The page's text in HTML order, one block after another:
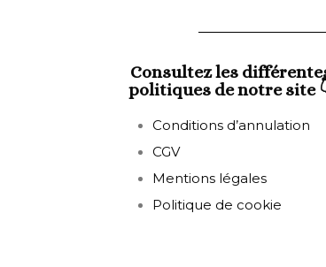
Consultez les
politiques de notre site
Conditions d’annulation
CGV
Mentions légales
Politique de cookie